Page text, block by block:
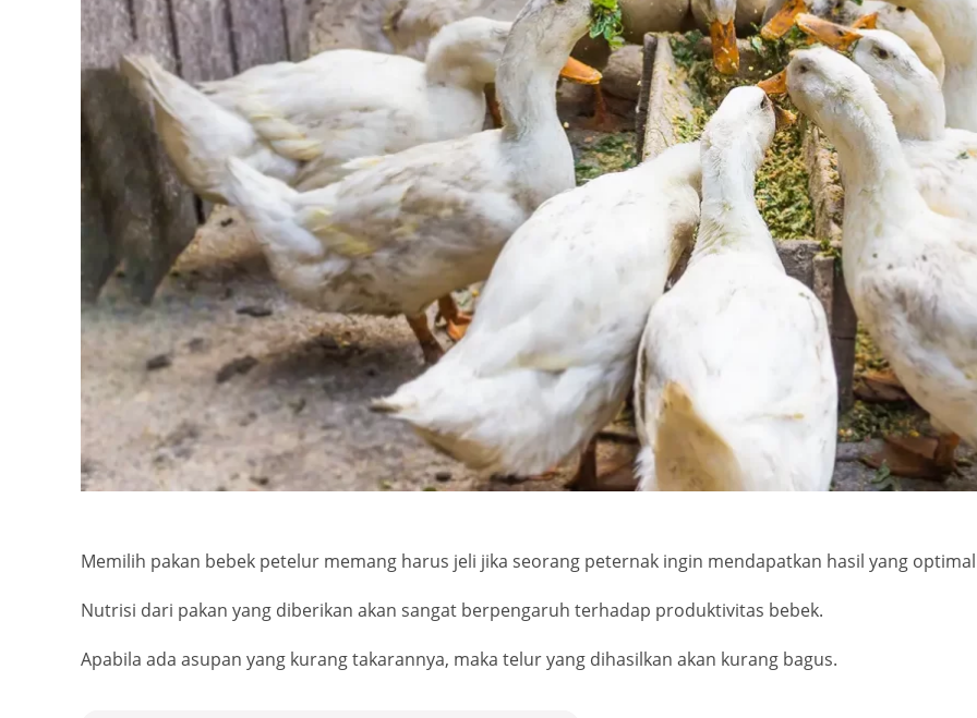
Memilih pakan bebek petelur memang harus jeli jika seorang peternak ingin mendapatkan hasil yang
Nutrisi dari pakan yang diberikan akan sangat berpengaruh terhadap produktivitas bebek.
Apabila ada asupan yang kurang takarannya, maka telur yang dihasilkan akan kurang bagus.